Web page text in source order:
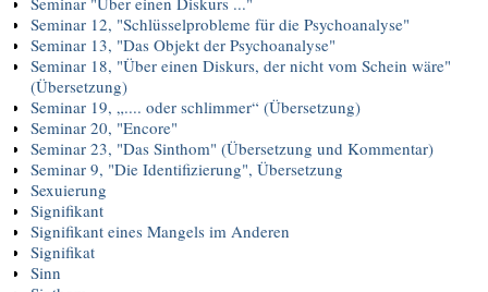
Seminar 12, "Schlüsselprobleme für die Psychoanalyse"
Seminar 13, "Das Objekt der Psychoanalyse"
Seminar 18, "Über einen Diskurs, der nicht vom Schein wäre"
(Übersetzung)
Seminar 19, „.... oder schlimmer“ (Übersetzung)
Seminar 20, "Encore"
Seminar 23, "Das Sinthom" (Übersetzung und Kommentar)
Seminar 9, "Die Identifizierung", Übersetzung
Sexuierung
Signifikant
Signifikant eines Mangels im Anderen
Signifikat
Sinn